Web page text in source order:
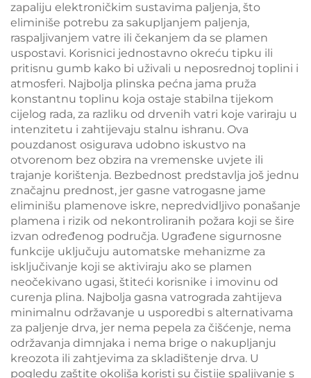
zapaliju elektroničkim sustavima paljenja, što
eliminiše potrebu za sakupljanjem paljenja,
raspaljivanjem vatre ili čekanjem da se plamen
uspostavi. Korisnici jednostavno okreću tipku ili
pritisnu gumb kako bi uživali u neposrednoj toplini i
atmosferi. Najbolja plinska pećna jama pruža
konstantnu toplinu koja ostaje stabilna tijekom
cijelog rada, za razliku od drvenih vatri koje variraju u
intenzitetu i zahtijevaju stalnu ishranu. Ova
pouzdanost osigurava udobno iskustvo na
otvorenom bez obzira na vremenske uvjete ili
trajanje korištenja. Bezbednost predstavlja još jednu
značajnu prednost, jer gasne vatrogasne jame
eliminišu plamenove iskre, nepredvidljivo ponašanje
plamena i rizik od nekontroliranih požara koji se šire
izvan određenog područja. Ugrađene sigurnosne
funkcije uključuju automatske mehanizme za
isključivanje koji se aktiviraju ako se plamen
neočekivano ugasi, štiteći korisnike i imovinu od
curenja plina. Najbolja gasna vatrograda zahtijeva
minimalnu održavanje u usporedbi s alternativama
za paljenje drva, jer nema pepela za čišćenje, nema
održavanja dimnjaka i nema brige o nakupljanju
kreozota ili zahtjevima za skladištenje drva. U
pogledu zaštite okoliša koristi su čistije spaljivanje s